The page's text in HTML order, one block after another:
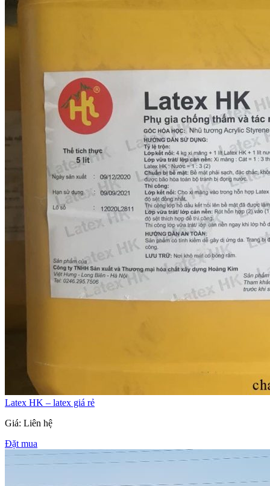
Latex HK – latex giá rẻ
Giá: Liên hệ
Đặt mua